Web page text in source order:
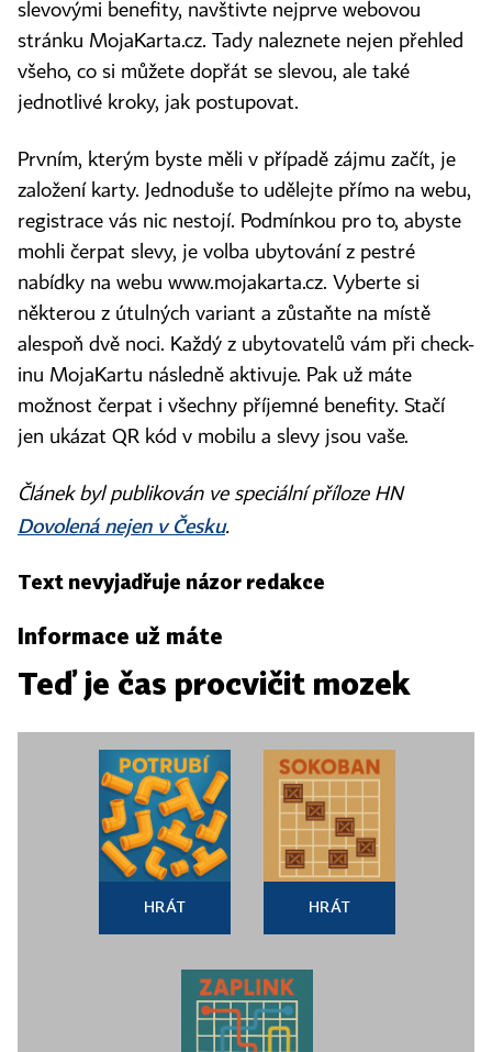
slevovými benefity, navštivte nejprve webovou
stránku MojaKarta.cz. Tady naleznete nejen přehled
všeho, co si můžete dopřát se slevou, ale také
jednotlivé kroky, jak postupovat.
Prvním, kterým byste měli v případě zájmu začít, je
založení karty. Jednoduše to udělejte přímo na webu,
registrace vás nic nestojí. Podmínkou pro to, abyste
mohli čerpat slevy, je volba ubytování z pestré
nabídky na webu www.mojakarta.cz. Vyberte si
některou z útulných variant a zůstaňte na místě
alespoň dvě noci. Každý z ubytovatelů vám při check-
inu MojaKartu následně aktivuje. Pak už máte
možnost čerpat i všechny příjemné benefity. Stačí
jen ukázat QR kód v mobilu a slevy jsou vaše.
Článek byl publikován ve speciální příloze HN
Dovolená nejen v Česku.
Text nevyjadřuje názor redakce
Informace už máte
Teď je čas procvičit mozek
HRÁT HRÁT